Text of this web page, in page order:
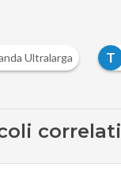
Ultralarga T
correlati